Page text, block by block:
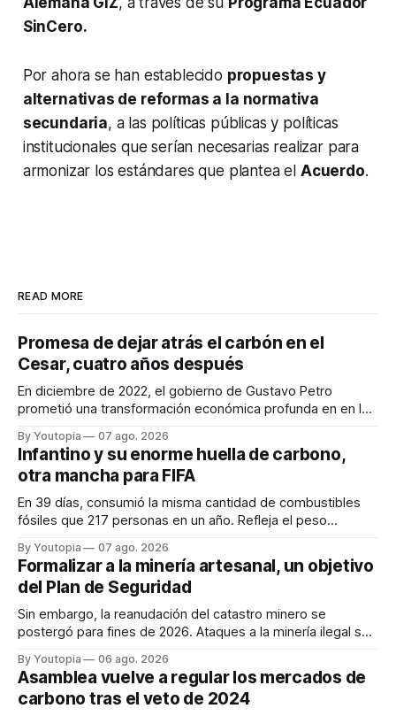
SinCero.
Por ahora se han establecido propuestas y
alternativas de reformas a la normativa
secundaria, a las políticas públicas y políticas
institucionales que serían necesarias realizar para
armonizar los estándares que plantea el Acuerdo.
READ MORE
Promesa de dejar atrás el carbón en el
Cesar, cuatro años después
En diciembre de 2022, el gobierno de Gustavo Petro
prometió una transformación económica profunda en en la
By Youtopia 07 ago. 2026
Infantino y su enorme huella de carbono,
otra mancha para FIFA
En 39 días, consumió la misma cantidad de combustibles
fósiles que 217 personas en un año. Refleja el peso
By Youtopia 07 ago. 2026
Formalizar a la minería artesanal, un objetivo
del Plan de Seguridad
Sin embargo, la reanudación del catastro minero se
postergó para fines de 2026. Ataques a la minería ilegal se
By Youtopia 06 ago. 2026
Asamblea vuelve a regular los mercados de
carbono tras el veto de 2024